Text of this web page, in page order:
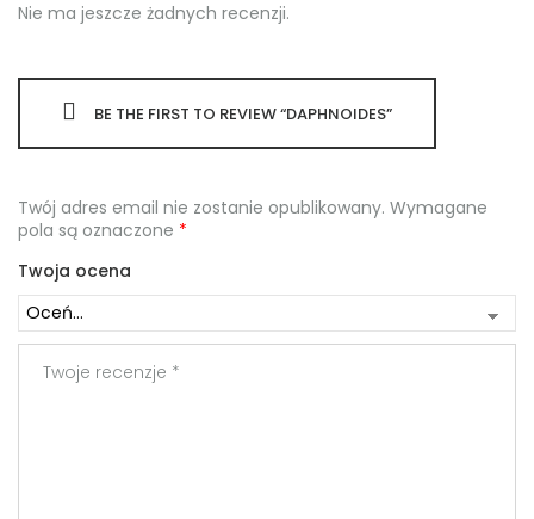
Nie ma jeszcze żadnych recenzji.
BE THE FIRST TO REVIEW “DAPHNOIDES”
Twój adres email nie zostanie opublikowany. Wymagane
pola są oznaczone *
Twoja ocena